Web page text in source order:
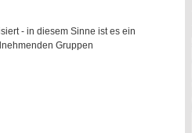
- in diesem Sinne ist es ein
Gruppen